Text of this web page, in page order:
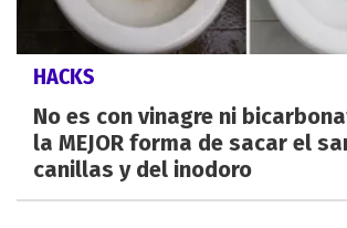
HACKS
No es con vinagre ni
la MEJOR forma de sacar el
canillas y del inodoro